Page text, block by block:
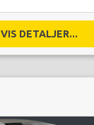
VIS DETALJER...